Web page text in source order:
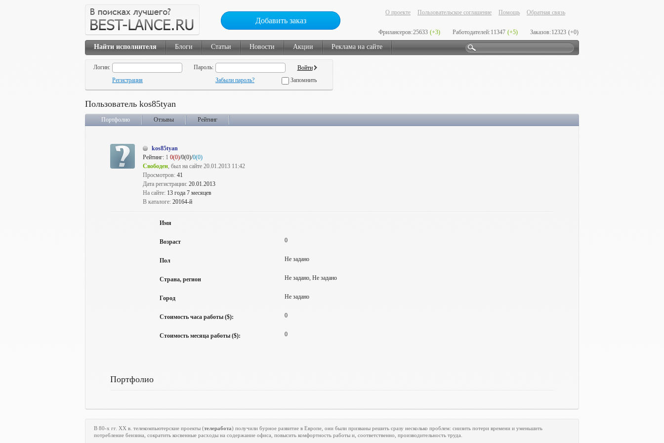
Добавить заказ
О проекте Пользовательское соглашение Помощь Обратная связь
Фрилансеров:25633 (+3) Работодателей:11347 (+5) Заказов:12323 (+0)
Найти исполнителя Блоги Статьи Новости Акции Реклама на сайте
Логин:
Пароль:
Регистрация
Забыли пароль? Запомнить
Пользователь kos85tyan
Портфолио Отзывы Рейтинг
kos85tyan
Рейтинг: 1 0(0)/0(0)/0(0)
Свободен, был на сайте 20.01.2013 11:42
Просмотров: 41
Дата регистрации: 20.01.2013
На сайте: 13 года 7 месяцев
В каталоге: 20164-й
Имя
Возраст 0
Пол Не задано
Страна, регион Не задано, Не задано
Город Не задано
Стоимость часа работы ($): 0
Стоимость месяца работы ($): 0
Портфолио
В 80-х гг. XX в. телекомпьютерские проекты (телеработа) получили бурное развитие в Европе, они были призваны решить сразу несколько проблем: снизить потери времени и уменьшить
потребление бензина, сократить косвенные расходы на содержание офиса, повысить комфортность работы и, соответственно, производительность труда.